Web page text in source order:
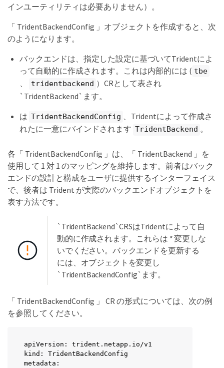
インユーティリティは必要ありません）。
「 TridentBackendConfig 」オブジェクトを作成すると、次
のようになります。
バックエンドは、指定した設定に基づいてTridentによ
って自動的に作成されます。これは内部的には ( tbe
、 tridentbackend ）CRとして表され
`TridentBackend`ます。
は TridentBackendConfig
、Tridentによって作成さ
れたに一意にバインドされます TridentBackend 。
各「 TridentBackendConfig 」は、「 TridentBackend 」を
使用して 1 対 1 のマッピングを維持します。前者はバック
エンドの設計と構成をユーザに提供するインターフェイス
で、後者は Trident が実際のバックエンドオブジェクトを
表す方法です。
`TridentBackend`CRSはTridentによって自
動的に作成されます。これらは * 変更しな
いでください。バックエンドを更新する
には、オブジェクトを変更し
`TridentBackendConfig`ます。
「 TridentBackendConfig 」 CR の形式については、次の例
を参照してください。
apiVersion: trident.netapp.io/v1
kind: TridentBackendConfig
metadata: